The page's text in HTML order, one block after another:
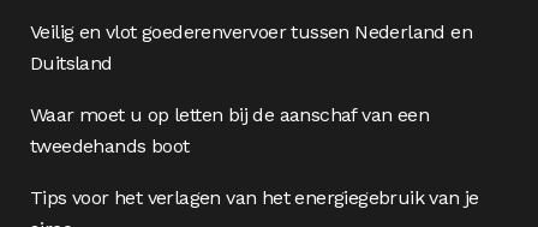
Veilig en vlot goederenvervoer tussen Nederland en
Duitsland
Waar moet u op letten bij de aanschaf van een
tweedehands boot
Tips voor het verlagen van het energiegebruik van je